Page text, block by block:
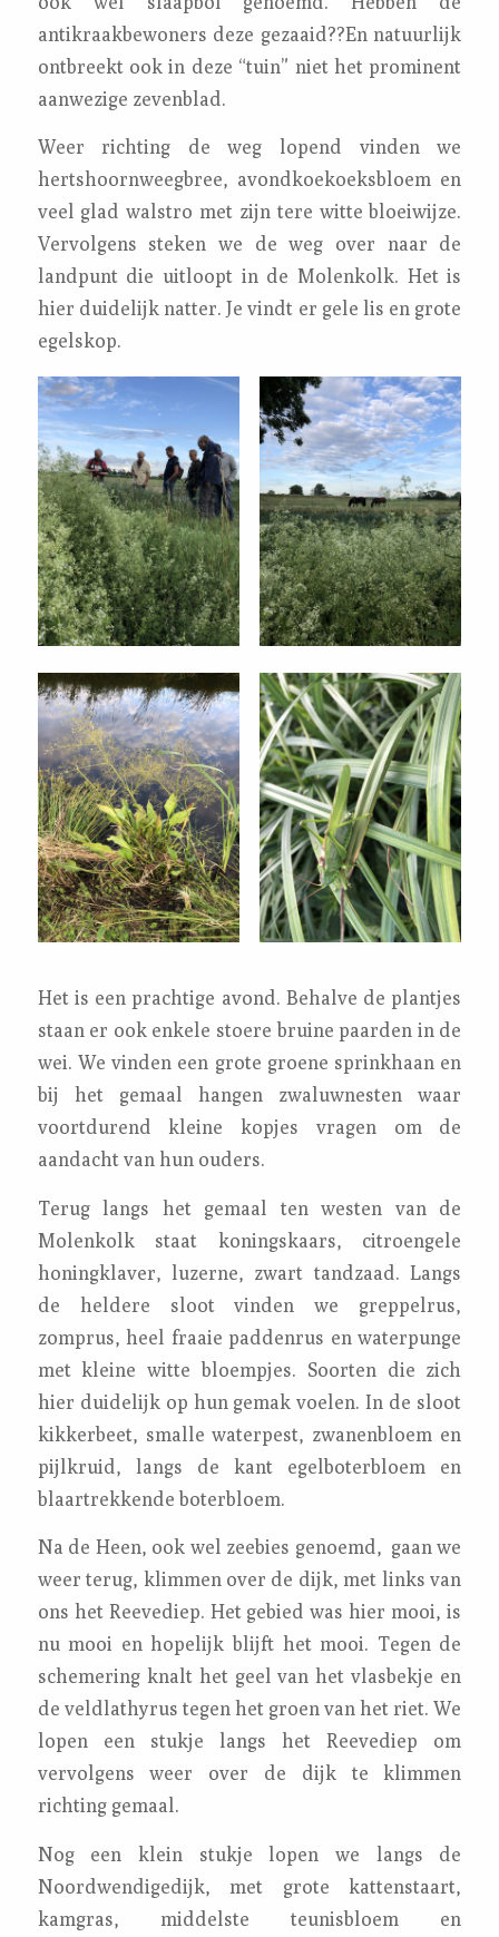
antikraakbewoners deze gezaaid??En natuurlijk
ontbreekt ook in deze “tuin” niet het prominent
aanwezige zevenblad.
Weer richting de weg lopend vinden we
hertshoornweegbree, avondkoekoeksbloem en
veel glad walstro met zijn tere witte bloeiwijze.
Vervolgens steken we de weg over naar de
landpunt die uitloopt in de Molenkolk. Het is
hier duidelijk natter. Je vindt er gele lis en grote
egelskop.
Het is een prachtige avond. Behalve de plantjes
staan er ook enkele stoere bruine paarden in de
wei. We vinden een grote groene sprinkhaan en
bij het gemaal hangen zwaluwnesten waar
voortdurend kleine kopjes vragen om de
aandacht van hun ouders.
Terug langs het gemaal ten westen van de
Molenkolk staat koningskaars, citroengele
honingklaver, luzerne, zwart tandzaad. Langs
de heldere sloot vinden we greppelrus,
zomprus, heel fraaie paddenrus en waterpunge
met kleine witte bloempjes. Soorten die zich
hier duidelijk op hun gemak voelen. In de sloot
kikkerbeet, smalle waterpest, zwanenbloem en
pijlkruid, langs de kant egelboterbloem en
blaartrekkende boterbloem.
Na de Heen, ook wel zeebies genoemd, gaan we
weer terug, klimmen over de dijk, met links van
ons het Reevediep. Het gebied was hier mooi, is
nu mooi en hopelijk blijft het mooi. Tegen de
schemering knalt het geel van het vlasbekje en
de veldlathyrus tegen het groen van het riet. We
lopen een stukje langs het Reevediep om
vervolgens weer over de dijk te klimmen
richting gemaal.
Nog een klein stukje lopen we langs de
Noordwendigedijk, met grote kattenstaart,
kamgras, middelste teunisbloem en